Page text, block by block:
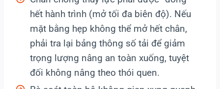
hết hành trình (mở tối đa biên độ). Nếu
mặt bằng hẹp không thể mở hết chân,
phải tra lại bảng thông số tải để giảm
trọng lượng nâng an toàn xuống, tuyệt
đối không nâng theo thói quen.